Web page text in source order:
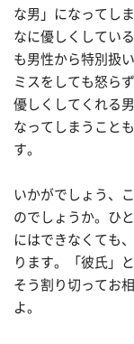
な男」になってし
なに優しくしてい
も男性から特別扱
ミスをしても怒ら
優しくしてくれる
なってしまうこと
す。
いかがでしょう、
のでしょうか。ひ
にはできなくても
ります。「彼氏」
そう割り切ってお
よ。